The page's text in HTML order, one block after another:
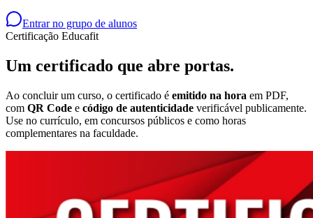
Entrar no grupo de alunos
Certificação Educafit
Um certificado que abre portas.
Ao concluir um curso, o certificado é emitido na hora em PDF,
com QR Code e código de autenticidade verificável publicamente.
Use no currículo, em concursos públicos e como horas
complementares na faculdade.